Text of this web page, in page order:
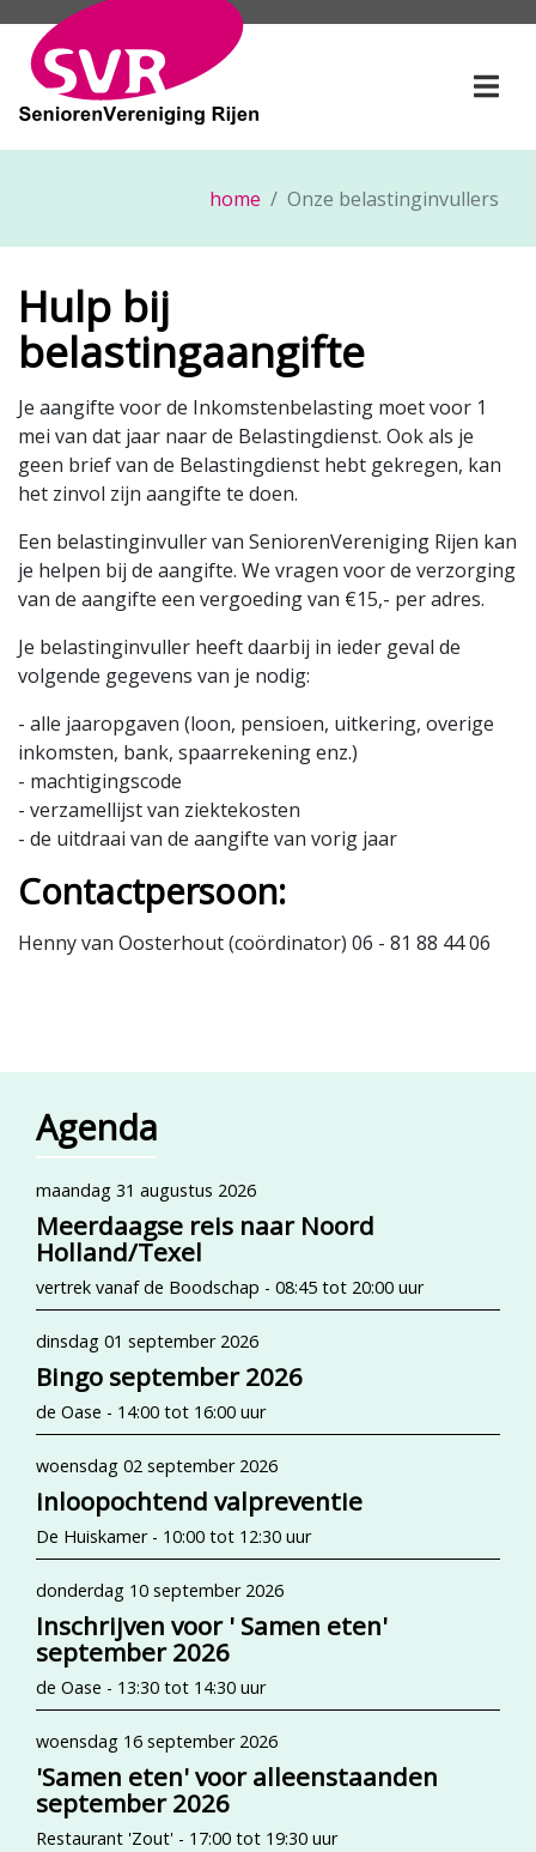
home Onze belastinginvullers
Hulp bij
belastingaangifte
Je aangifte voor de Inkomstenbelasting moet voor 1
mei van dat jaar naar de Belastingdienst. Ook als je
geen brief van de Belastingdienst hebt gekregen, kan
het zinvol zijn aangifte te doen.
Een belastinginvuller van SeniorenVereniging Rijen kan
je helpen bij de aangifte. We vragen voor de verzorging
van de aangifte een vergoeding van €15,- per adres.
Je belastinginvuller heeft daarbij in ieder geval de
volgende gegevens van je nodig:
- alle jaaropgaven (loon, pensioen, uitkering, overige
inkomsten, bank, spaarrekening enz.)
- machtigingscode
- verzamellijst van ziektekosten
- de uitdraai van de aangifte van vorig jaar
Contactpersoon:
Henny van Oosterhout (coördinator) 06 - 81 88 44 06
Agenda
maandag 31 augustus 2026
Meerdaagse reis naar Noord
Holland/Texel
vertrek vanaf de Boodschap - 08:45 tot 20:00 uur
dinsdag 01 september 2026
Bingo september 2026
de Oase - 14:00 tot 16:00 uur
woensdag 02 september 2026
inloopochtend valpreventie
De Huiskamer - 10:00 tot 12:30 uur
donderdag 10 september 2026
Inschrijven voor ' Samen eten'
september 2026
de Oase - 13:30 tot 14:30 uur
woensdag 16 september 2026
'Samen eten' voor alleenstaanden
september 2026
Restaurant 'Zout' - 17:00 tot 19:30 uur